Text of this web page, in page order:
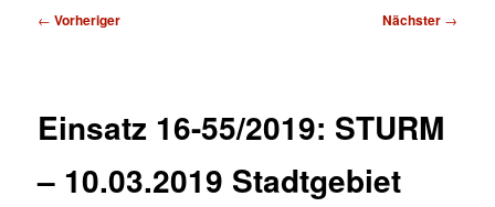
Beitragsnavigation
← Vorheriger Nächster →
Einsatz 16-55/2019: STURM
– 10.03.2019 Stadtgebiet